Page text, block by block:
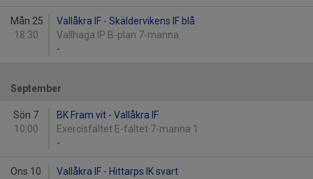
Mån 25
18:30
Vallåkra IF - Skäldervikens IF blå
Vallhaga IP B-plan 7-manna
-
September
Sön 7
10:00
BK Fram vit - Vallåkra IF
Exercisfältet E-fältet 7-manna 1
-
Ons 10
Vallåkra IF - Hittarps IK svart